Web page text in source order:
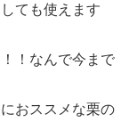
ても使えます
！なんで今まで
おススメな栗の